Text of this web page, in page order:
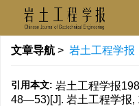
文章导航 > 岩土工程学报
引用本文: 岩土工程学报
48—53)[J]. 岩土工程学报,